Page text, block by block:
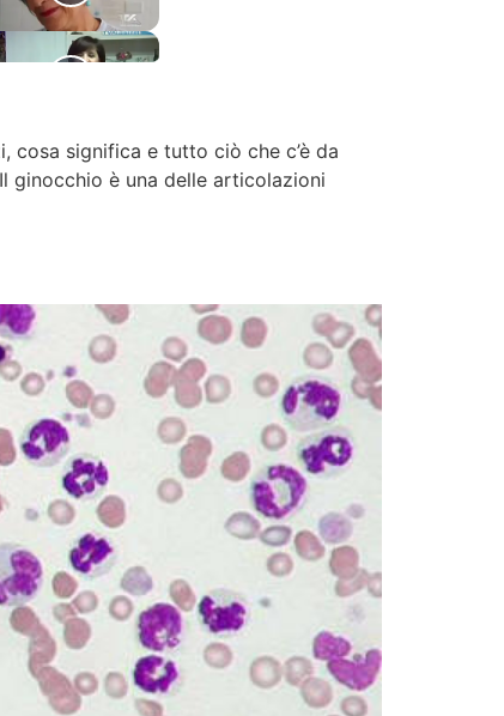
cosa significa e tutto ciò che c’è da
ginocchio è una delle articolazioni